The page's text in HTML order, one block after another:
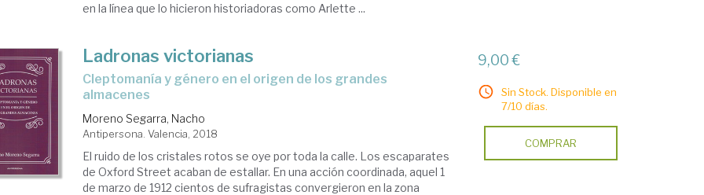
en la línea que lo hicieron historiadoras como Arlette ...
Ladronas victorianas
Cleptomanía y género en el origen de los grandes
almacenes
Moreno Segarra, Nacho
Antipersona. Valencia, 2018
El ruido de los cristales rotos se oye por toda la calle. Los escaparates
de Oxford Street acaban de estallar. En una acción coordinada, aquel 1
de marzo de 1912 cientos de sufragistas convergieron en la zona
9,00 €
Sin Stock. Disponible en
7/10 días.
COMPRAR